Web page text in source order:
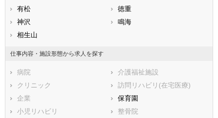
熊本県
鹿児島県
名古屋市守山区
名古屋市緑区
名古屋市名東区
名古屋市天白区
市部
半田市
春日井市
豊川市
津島市
碧南市
刈谷市
豊田市
安城市
有松
徳重
神沢
鳴海
相生山
仕事内容・施設形態から求人を探す
病院
介護福祉施設
クリニック
訪問リハビリ(在宅医療)
企業
保育園
小児リハビリ
整骨院